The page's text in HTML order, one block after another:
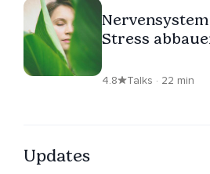
short-term tips.
Stress
4.8 Talks · 22 min
Updates